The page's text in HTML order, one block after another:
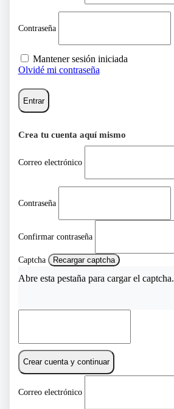
Contraseña
Mantener sesión iniciada
Olvidé mi contraseña
Entrar
Crea tu cuenta aquí mismo
Correo electrónico
Contraseña
Confirmar contraseña
Captcha Recargar captcha
Abre esta pestaña para cargar el captcha.
Crear cuenta y continuar
Correo electrónico